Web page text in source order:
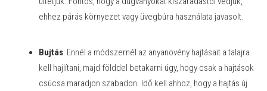
ehhez párás környezet vagy üvegbúra használata javasolt.
Bujtás: Ennél a módszernél az anyanövény hajtásait a talajra
kell hajlítani, majd földdel betakarni úgy, hogy csak a hajtások
csúcsa maradjon szabadon. Idő kell ahhoz, hogy a hajtás új